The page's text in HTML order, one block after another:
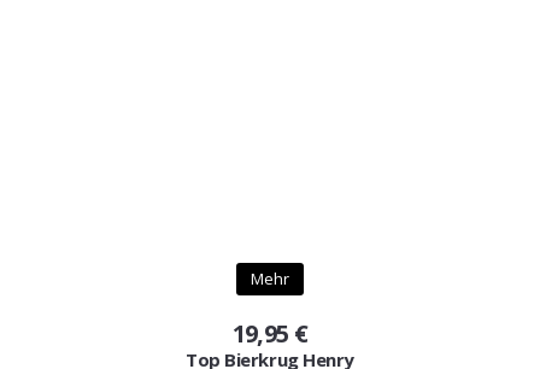
Mehr
19,95 €
Top Bierkrug Henry